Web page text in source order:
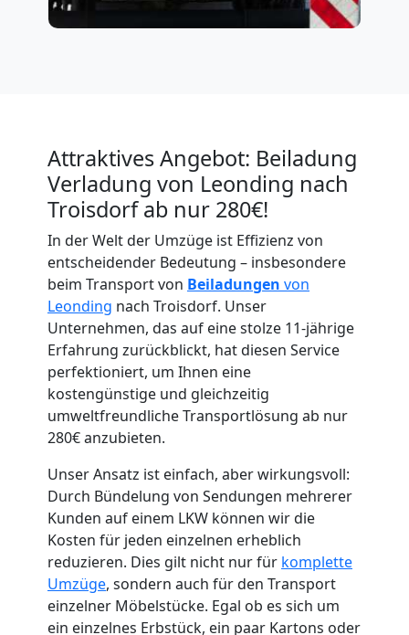
Attraktives Angebot: Beiladung
Verladung von Leonding nach
Troisdorf ab nur 280€!
In der Welt der Umzüge ist Effizienz von
entscheidender Bedeutung – insbesondere
beim Transport von Beiladungen von
Leonding nach Troisdorf. Unser
Unternehmen, das auf eine stolze 11-jährige
Erfahrung zurückblickt, hat diesen Service
perfektioniert, um Ihnen eine
kostengünstige und gleichzeitig
umweltfreundliche Transportlösung ab nur
280€ anzubieten.
Unser Ansatz ist einfach, aber wirkungsvoll:
Durch Bündelung von Sendungen mehrerer
Kunden auf einem LKW können wir die
Kosten für jeden einzelnen erheblich
reduzieren. Dies gilt nicht nur für komplette
Umzüge, sondern auch für den Transport
einzelner Möbelstücke. Egal ob es sich um
ein einzelnes Erbstück, ein paar Kartons oder
Umzugshelfer
Leonding
Möbeltaxi
Leonding
Kleintransport
Leonding